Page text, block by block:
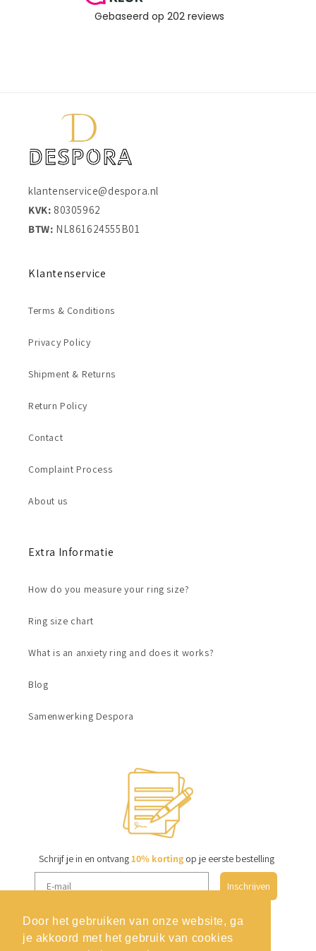
Door het gebruiken van onze website, ga
je akkoord met het gebruik van cookies
klantenservice@despora.nl
KVK: 80305962
BTW: NL861624555B01
Klantenservice
Terms & Conditions
Privacy Policy
Shipment & Returns
Return Policy
Contact
Complaint Process
About us
Extra Informatie
How do you measure your ring size?
Ring size chart
What is an anxiety ring and does it works?
Blog
Samenwerking Despora
Schrijf je in en ontvang10% korting op je eerste bestelling
Inschrijven